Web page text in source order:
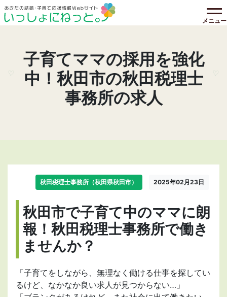
メニュー
子育てママの採用を強化
中！秋田市の秋田税理士
事務所の求人
秋田税理士事務所（秋田県秋田市） 2025年02月23日
秋田市で子育て中のママに朗
報！秋田税理士事務所で働き
ませんか？
「子育てをしながら、無理なく働ける仕事を探してい
るけど、なかなか良い求人が見つからない…」